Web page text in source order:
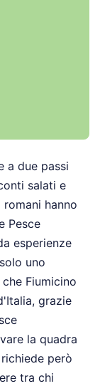
a due passi
salati e
hanno
Pesce
esperienze
uno
Fiumicino
grazie
la quadra
però
tra chi